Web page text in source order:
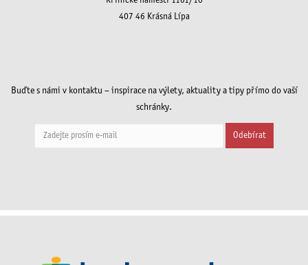
407 46 Krásná Lípa
Buďte s námi v kontaktu – inspirace na výlety, aktuality a tipy přímo do vaší
schránky.
Odebírat